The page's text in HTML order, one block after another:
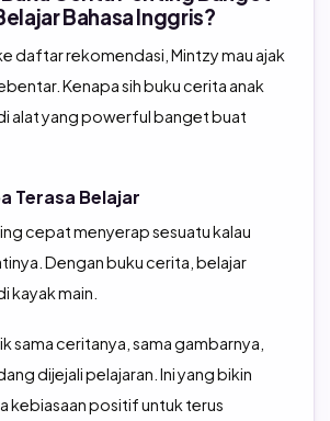
Bahasa Inggris?
daftar rekomendasi, Mintzy mau ajak
Kenapa sih buku cerita anak
alat yang powerful banget buat
Terasa Belajar
cepat menyerap sesuatu kalau
Dengan buku cerita, belajar
kayak main.
sama ceritanya, sama gambarnya,
dijejali pelajaran. Ini yang bikin
kebiasaan positif untuk terus